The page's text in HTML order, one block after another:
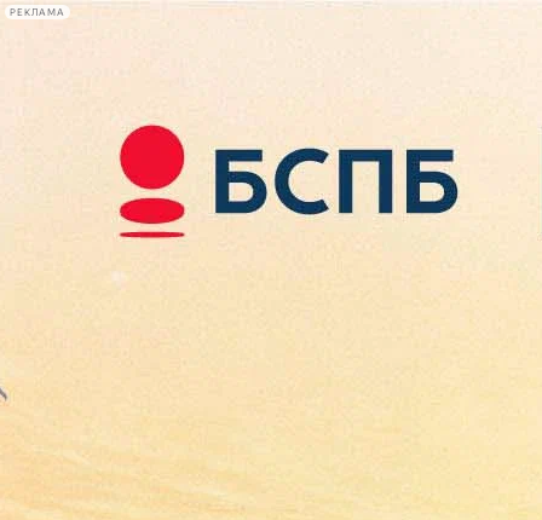
РЕКЛАМА
Сегодня:
2026.08.08
00:07
Афиша Plus